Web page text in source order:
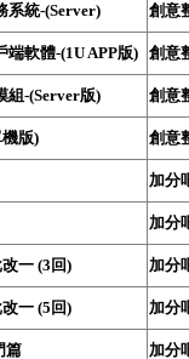
系統-(Server) 創意
軟體-(1U APP版) 創意
組-(Server版) 創意
版) 創意
加分
加分
一 (3回) 加分
一 (5回) 加分
篇 加分